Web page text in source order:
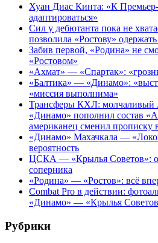
Хуан Диас Кинта: «К
адаптироваться»
Сил у дебютанта пока не
позволила «Ростову»
Забив первой, «Родина» не
«Ростовом»
«Ахмат» — «Спартак»:
«Балтика» — «Динамо»:
«миссия выполнима»
Трансферы КХЛ: молчаливый
«Динамо» пополнил состав
американец сменил прописку
«Динамо» Махачкала —
вероятность
ЦСКА — «Крылья Советов»:
соперника
«Родина» — «Ростов»: всё
Combat Pro в действии:
«Динамо» — «Крылья
Рубрики